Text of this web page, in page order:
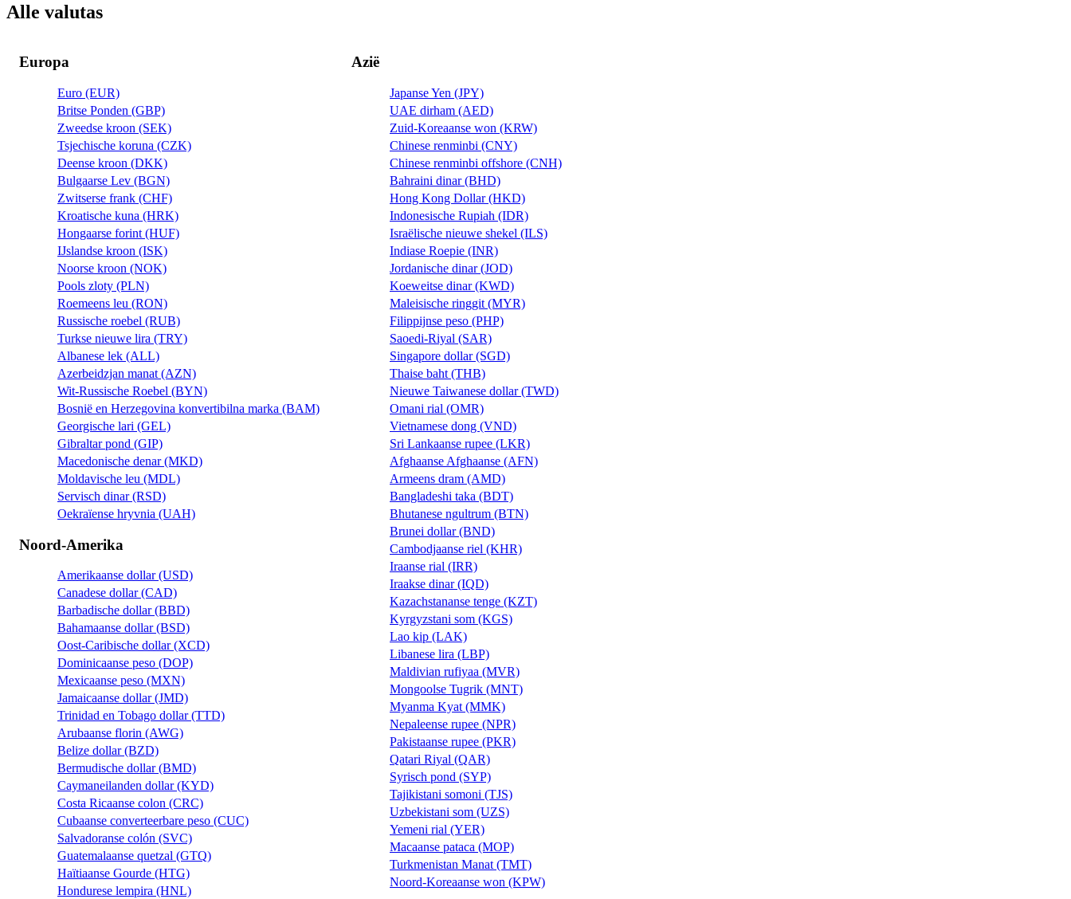
Alle valutas
Europa
Euro (EUR)
Britse Ponden (GBP)
Zweedse kroon (SEK)
Tsjechische koruna (CZK)
Deense kroon (DKK)
Bulgaarse Lev (BGN)
Zwitserse frank (CHF)
Kroatische kuna (HRK)
Hongaarse forint (HUF)
IJslandse kroon (ISK)
Noorse kroon (NOK)
Pools zloty (PLN)
Roemeens leu (RON)
Russische roebel (RUB)
Turkse nieuwe lira (TRY)
Albanese lek (ALL)
Azerbeidzjan manat (AZN)
Wit-Russische Roebel (BYN)
Bosnië en Herzegovina konvertibilna marka (BAM)
Georgische lari (GEL)
Gibraltar pond (GIP)
Macedonische denar (MKD)
Moldavische leu (MDL)
Servisch dinar (RSD)
Oekraïense hryvnia (UAH)
Noord-Amerika
Amerikaanse dollar (USD)
Canadese dollar (CAD)
Barbadische dollar (BBD)
Bahamaanse dollar (BSD)
Oost-Caribische dollar (XCD)
Dominicaanse peso (DOP)
Mexicaanse peso (MXN)
Jamaicaanse dollar (JMD)
Trinidad en Tobago dollar (TTD)
Arubaanse florin (AWG)
Belize dollar (BZD)
Bermudische dollar (BMD)
Caymaneilanden dollar (KYD)
Costa Ricaanse colon (CRC)
Cubaanse converteerbare peso (CUC)
Salvadoranse colón (SVC)
Guatemalaanse quetzal (GTQ)
Haïtiaanse Gourde (HTG)
Hondurese lempira (HNL)
Azië
Japanse Yen (JPY)
UAE dirham (AED)
Zuid-Koreaanse won (KRW)
Chinese renminbi (CNY)
Chinese renminbi offshore (CNH)
Bahraini dinar (BHD)
Hong Kong Dollar (HKD)
Indonesische Rupiah (IDR)
Israëlische nieuwe shekel (ILS)
Indiase Roepie (INR)
Jordanische dinar (JOD)
Koeweitse dinar (KWD)
Maleisische ringgit (MYR)
Filippijnse peso (PHP)
Saoedi-Riyal (SAR)
Singapore dollar (SGD)
Thaise baht (THB)
Nieuwe Taiwanese dollar (TWD)
Omani rial (OMR)
Vietnamese dong (VND)
Sri Lankaanse rupee (LKR)
Afghaanse Afghaanse (AFN)
Armeens dram (AMD)
Bangladeshi taka (BDT)
Bhutanese ngultrum (BTN)
Brunei dollar (BND)
Cambodjaanse riel (KHR)
Iraanse rial (IRR)
Iraakse dinar (IQD)
Kazachstananse tenge (KZT)
Kyrgyzstani som (KGS)
Lao kip (LAK)
Libanese lira (LBP)
Maldivian rufiyaa (MVR)
Mongoolse Tugrik (MNT)
Myanma Kyat (MMK)
Nepaleense rupee (NPR)
Pakistaanse rupee (PKR)
Qatari Riyal (QAR)
Syrisch pond (SYP)
Tajikistani somoni (TJS)
Uzbekistani som (UZS)
Yemeni rial (YER)
Macaanse pataca (MOP)
Turkmenistan Manat (TMT)
Noord-Koreaanse won (KPW)